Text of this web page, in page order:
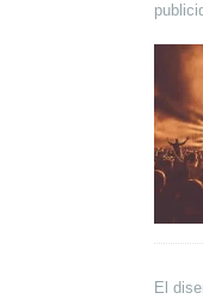
El